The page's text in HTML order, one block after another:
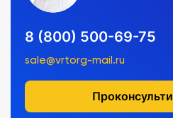
8 (800) 500-69-75
sale@vrtorg-mail.ru